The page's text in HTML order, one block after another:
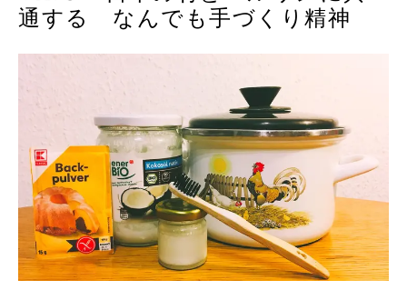
通する なんでも手づくり精神